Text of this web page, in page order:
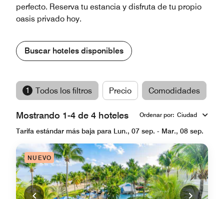
perfecto. Reserva tu estancia y disfruta de tu propio
oasis privado hoy.
Buscar hoteles disponibles
1 Todos los filtros Precio Comodidades
Mostrando 1-4 de 4 hoteles Ordenar por: Ciudad
Tarifa estándar más baja para Lun., 07 sep. - Mar., 08 sep.
NUEVO